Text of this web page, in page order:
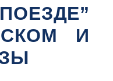
И